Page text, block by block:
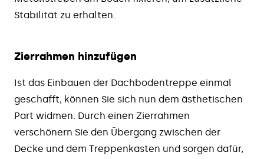
Stabilität zu erhalten.
Zierrahmen hinzufügen
Ist das Einbauen der Dachbodentreppe einmal
geschafft, können Sie sich nun dem ästhetischen
Part widmen. Durch einen Zierrahmen
verschönern Sie den Übergang zwischen der
Decke und dem Treppenkasten und sorgen dafür,